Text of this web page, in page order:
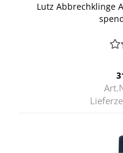
Lutz Ab­brech­klin­ge